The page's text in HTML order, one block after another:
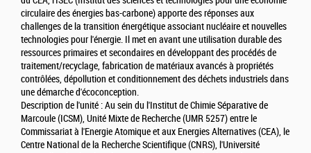
circulaire des énergies bas-carbone) apporte des réponses aux
challenges de la transition énergétique associant nucléaire et nouvelles
technologies pour l'énergie. Il met en avant une utilisation durable des
ressources primaires et secondaires en développant des procédés de
traitement/recyclage, fabrication de matériaux avancés à propriétés
contrôlées, dépollution et conditionnement des déchets industriels dans
une démarche d'écoconception.
Description de l'unité : Au sein du l'Institut de Chimie Séparative de
Marcoule (ICSM), Unité Mixte de Recherche (UMR 5257) entre le
Commissariat à l'Energie Atomique et aux Energies Alternatives (CEA), le
Centre National de la Recherche Scientifique (CNRS), l'Université